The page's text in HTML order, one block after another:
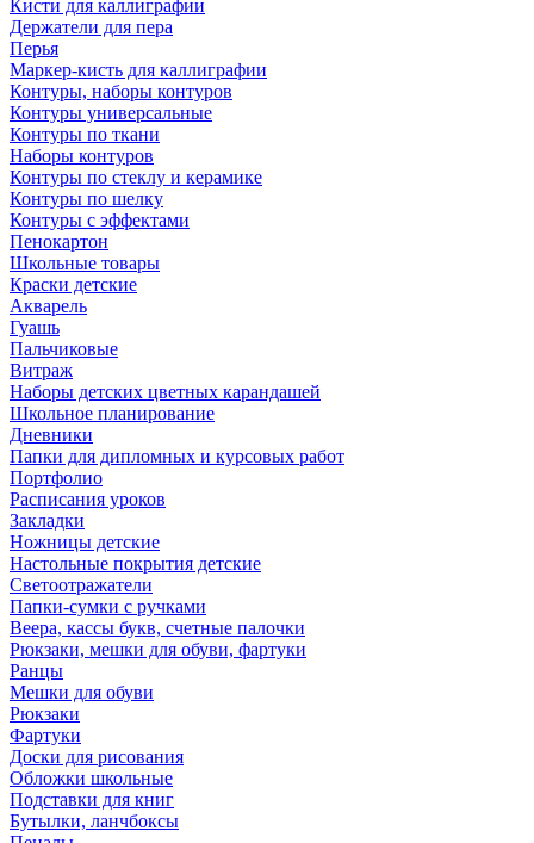
Кисти для каллиграфии
Держатели для пера
Перья
Маркер-кисть для каллиграфии
Контуры, наборы контуров
Контуры универсальные
Контуры по ткани
Наборы контуров
Контуры по стеклу и керамике
Контуры по шелку
Контуры с эффектами
Пенокартон
Школьные товары
Краски детские
Акварель
Гуашь
Пальчиковые
Витраж
Наборы детских цветных карандашей
Школьное планирование
Дневники
Папки для дипломных и курсовых работ
Портфолио
Расписания уроков
Закладки
Ножницы детские
Настольные покрытия детские
Светоотражатели
Папки-сумки с ручками
Веера, кассы букв, счетные палочки
Рюкзаки, мешки для обуви, фартуки
Ранцы
Мешки для обуви
Рюкзаки
Фартуки
Доски для рисования
Обложки школьные
Подставки для книг
Бутылки, ланчбоксы